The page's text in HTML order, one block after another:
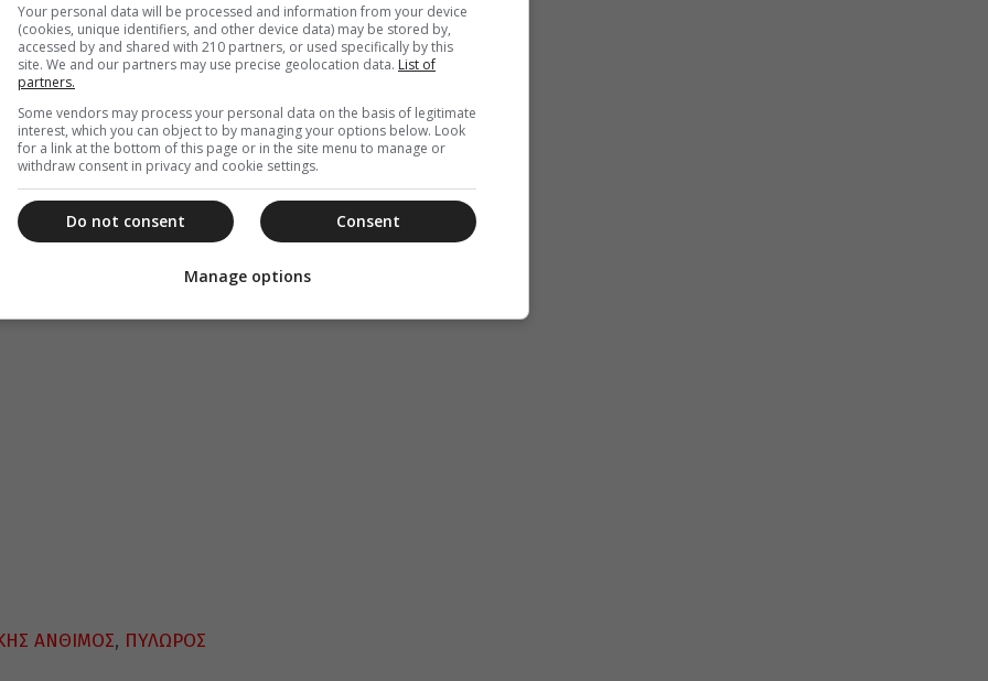
και προσήκοντα σεβασμό πρωτίστως στο
στο πανθομολογούμενο σήμερα
Ανθίμου, ιεράρχου μεγαλοπρεπούς στο
εκφραστού των ιδεωδών της Πατρίδος και των
εις το περιθώριο που θα
και αναρτήσεών σας, δεν θα είστε μόνοι: έχει
λάθος, απόλυτα ταιριάζουν στο ποιόν σας!
ΑΝΘΙΜΟΣ, ΠΥΛΩΡΟΣ
Your personal data will be processed and information from your device
(cookies, unique identifiers, and other device data) may be stored by,
accessed by and shared with 210 partners, or used specifically by this
site. We and our partners may use precise geolocation data. List of
partners.
Some vendors may process your personal data on the basis of legitimate
interest, which you can object to by managing your options below. Look
for a link at the bottom of this page or in the site menu to manage or
withdraw consent in privacy and cookie settings.
Consent
Do not consent
Manage options